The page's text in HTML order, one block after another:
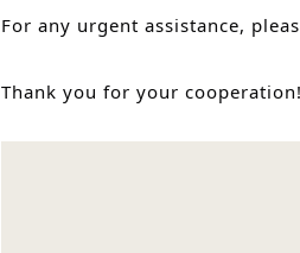
For any urgent assistance,
Thank you for your cooperation!